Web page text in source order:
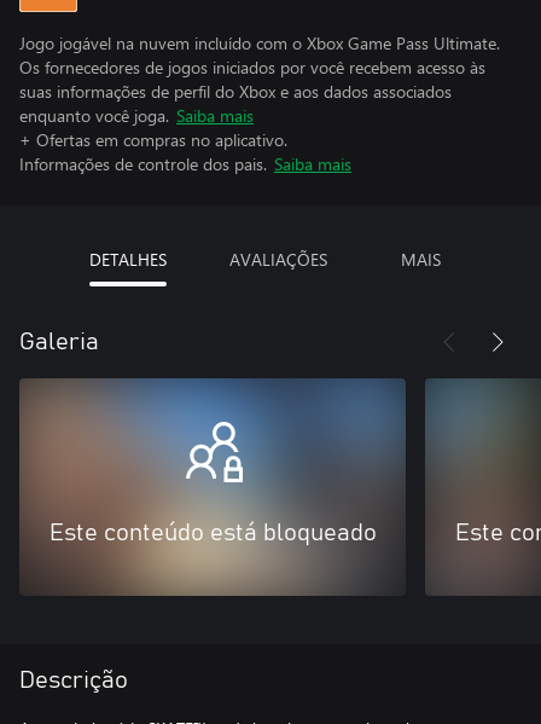
Jogo jogável na nuvem incluído com o Xbox Game Pass Ultimate.
Os fornecedores de jogos iniciados por você recebem acesso às
suas informações de perfil do Xbox e aos dados associados
enquanto você joga. Saiba mais
+ Ofertas em compras no aplicativo.
Informações de controle dos pais. Saiba mais
DETALHES AVALIAÇÕES MAIS
Galeria
Este conteúdo está bloqueado Este
Descrição